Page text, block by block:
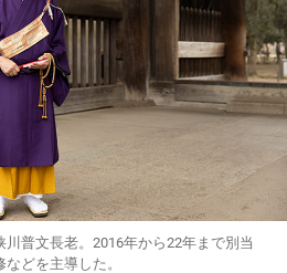
普文長老。2016年から22年まで別当
どを主導した。